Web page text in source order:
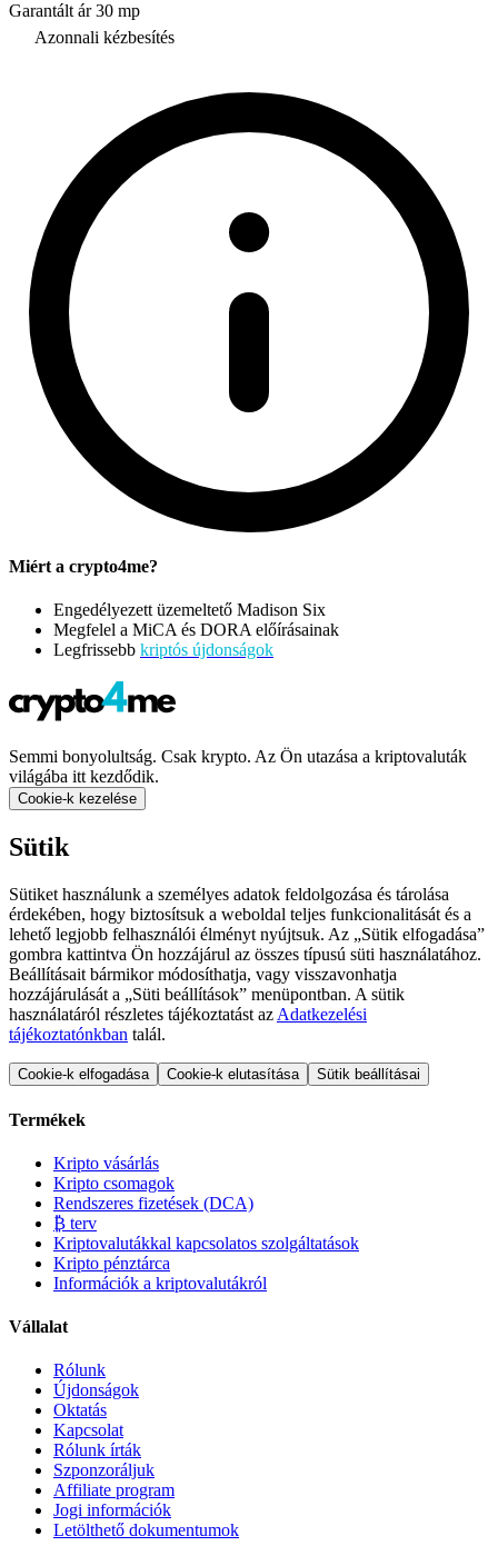
Garantált ár 30 mp
Azonnali kézbesítés
Miért a crypto4me?
Engedélyezett üzemeltető Madison Six
Megfelel a MiCA és DORA előírásainak
Legfrissebb kriptós újdonságok
Semmi bonyolultság. Csak krypto. Az Ön utazása a kriptovaluták
világába itt kezdődik.
Cookie-k kezelése
Sütik
Sütiket használunk a személyes adatok feldolgozása és tárolása
érdekében, hogy biztosítsuk a weboldal teljes funkcionalitását és a
lehető legjobb felhasználói élményt nyújtsuk. Az „Sütik elfogadása”
gombra kattintva Ön hozzájárul az összes típusú süti használatához.
Beállításait bármikor módosíthatja, vagy visszavonhatja
hozzájárulását a „Süti beállítások” menüpontban. A sütik
használatáról részletes tájékoztatást az Adatkezelési
tájékoztatónkban talál.
Cookie-k elfogadása Cookie-k elutasítása Sütik beállításai
Termékek
Kripto vásárlás
Kripto csomagok
Rendszeres fizetések (DCA)
₿ terv
Kriptovalutákkal kapcsolatos szolgáltatások
Kripto pénztárca
Információk a kriptovalutákról
Vállalat
Rólunk
Újdonságok
Oktatás
Kapcsolat
Rólunk írták
Szponzoráljuk
Affiliate program
Jogi információk
Letölthető dokumentumok